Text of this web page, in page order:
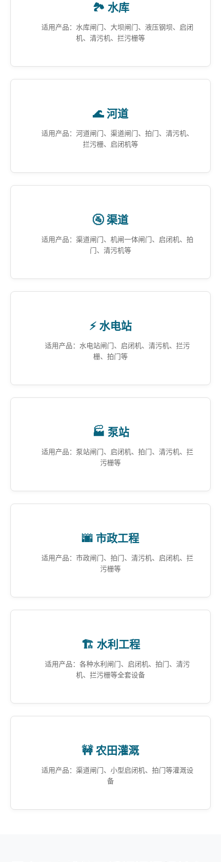
🏞️ 水库
适用产品：水库闸门、大坝闸门、液压钢坝、启闭
机、清污机、拦污栅等
🌊 河道
适用产品：河道闸门、渠道闸门、拍门、清污机、
拦污栅、启闭机等
🚰 渠道
适用产品：渠道闸门、机闸一体闸门、启闭机、拍
门、清污机等
⚡ 水电站
适用产品：水电站闸门、启闭机、清污机、拦污
栅、拍门等
🏭 泵站
适用产品：泵站闸门、启闭机、拍门、清污机、拦
污栅等
🌆 市政工程
适用产品：市政闸门、拍门、清污机、启闭机、拦
污栅等
🏗️ 水利工程
适用产品：各种水利闸门、启闭机、拍门、清污
机、拦污栅等全套设备
🚧 农田灌溉
适用产品：渠道闸门、小型启闭机、拍门等灌溉设
备